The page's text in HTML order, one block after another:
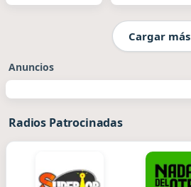
Cargar más
Anuncios
Radios Patrocinadas